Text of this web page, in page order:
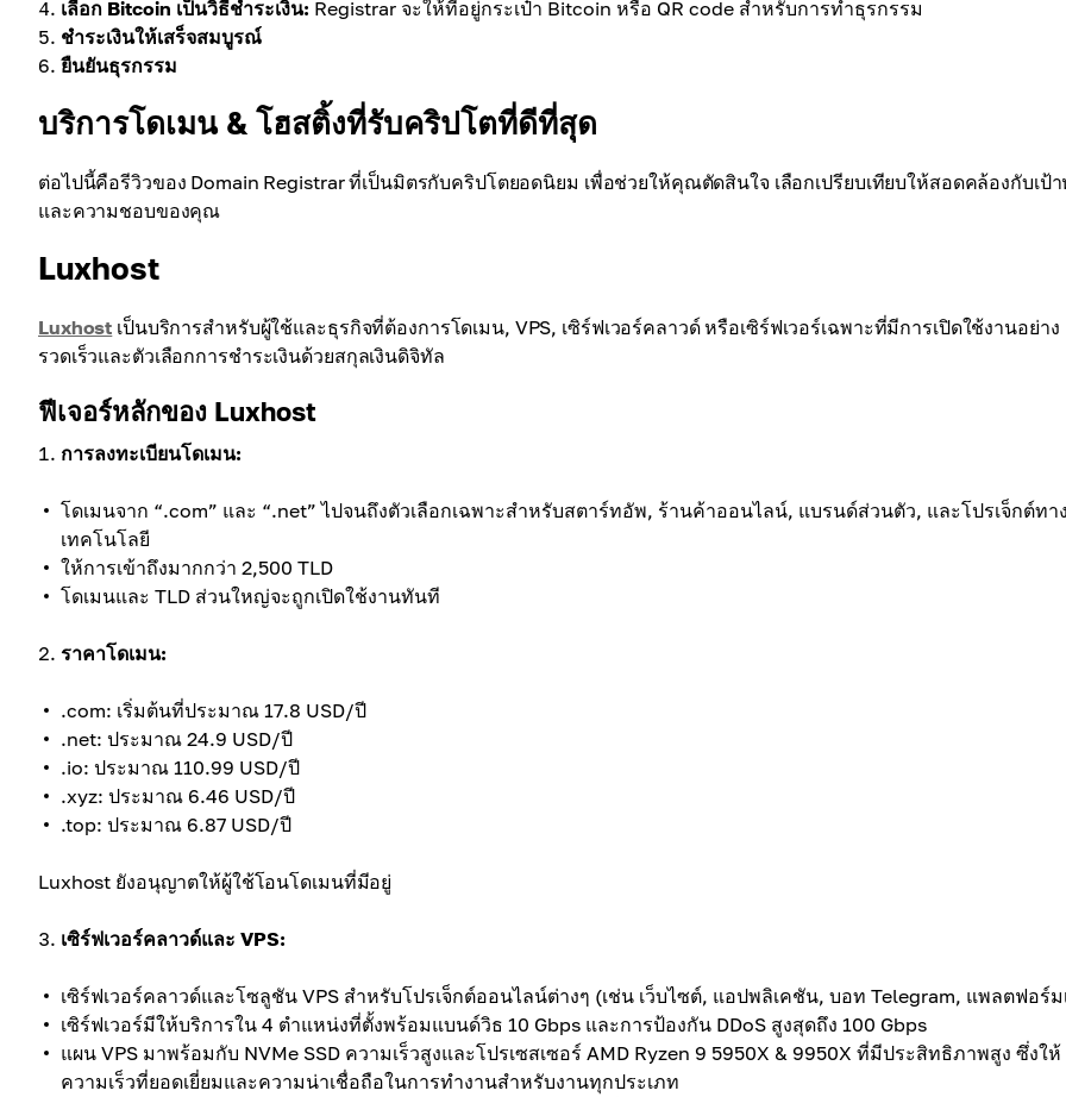
เลือก Bitcoin เป็นวิธีชำระเงิน: Registrar จะให้ที่อยู่กระเป๋า Bitcoin หรือ QR code สำหรับการทำธุรกรรม
ชำระเงินให้เสร็จสมบูรณ์
ยืนยันธุรกรรม
บริการโดเมน & โฮสติ้งที่รับคริปโตที่ดีที่สุด
ต่อไปนี้คือรีวิวของ Domain Registrar ที่เป็นมิตรกับคริปโตยอดนิยม เพื่อช่วยให้คุณตัดสินใจ เลือกเปรียบเทียบให้สอดคล้องกับเป้
และความชอบของคุณ
Luxhost
Luxhost เป็นบริการสำหรับผู้ใช้และธุรกิจที่ต้องการโดเมน, VPS, เซิร์ฟเวอร์คลาวด์ หรือเซิร์ฟเวอร์เฉพาะที่มีการเปิดใช้งานอย่าง
รวดเร็วและตัวเลือกการชำระเงินด้วยสกุลเงินดิจิทัล
ฟีเจอร์หลักของ Luxhost
การลงทะเบียนโดเมน:
โดเมนจาก “.com” และ “.net” ไปจนถึงตัวเลือกเฉพาะสำหรับสตาร์ทอัพ, ร้านค้าออนไลน์, แบรนด์ส่วนตัว, และโปรเจ็กต์ทา
เทคโนโลยี
ให้การเข้าถึงมากกว่า 2,500 TLD
โดเมนและ TLD ส่วนใหญ่จะถูกเปิดใช้งานทันที
ราคาโดเมน:
.com: เริ่มต้นที่ประมาณ 17.8 USD/ปี
.net: ประมาณ 24.9 USD/ปี
.io: ประมาณ 110.99 USD/ปี
.xyz: ประมาณ 6.46 USD/ปี
.top: ประมาณ 6.87 USD/ปี
Luxhost ยังอนุญาตให้ผู้ใช้โอนโดเมนที่มีอยู่
เซิร์ฟเวอร์คลาวด์และ VPS:
เซิร์ฟเวอร์คลาวด์และโซลูชัน VPS สำหรับโปรเจ็กต์ออนไลน์ต่างๆ (เช่น เว็บไซต์, แอปพลิเคชัน, บอท Telegram, แพลตฟอร์ม
เซิร์ฟเวอร์มีให้บริการใน 4 ตำแหน่งที่ตั้งพร้อมแบนด์วิธ 10 Gbps และการป้องกัน DDoS สูงสุดถึง 100 Gbps
แผน VPS มาพร้อมกับ NVMe SSD ความเร็วสูงและโปรเซสเซอร์ AMD Ryzen 9 5950X & 9950X ที่มีประสิทธิภาพสูง ซึ่งให้
ความเร็วที่ยอดเยี่ยมและความน่าเชื่อถือในการทำงานสำหรับงานทุกประเภท